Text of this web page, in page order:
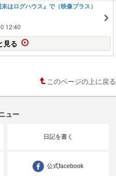
はログハウス』で（映像プラス）
12:40
見る
このページの上に戻る
ュー
日記を書く
公式facebook